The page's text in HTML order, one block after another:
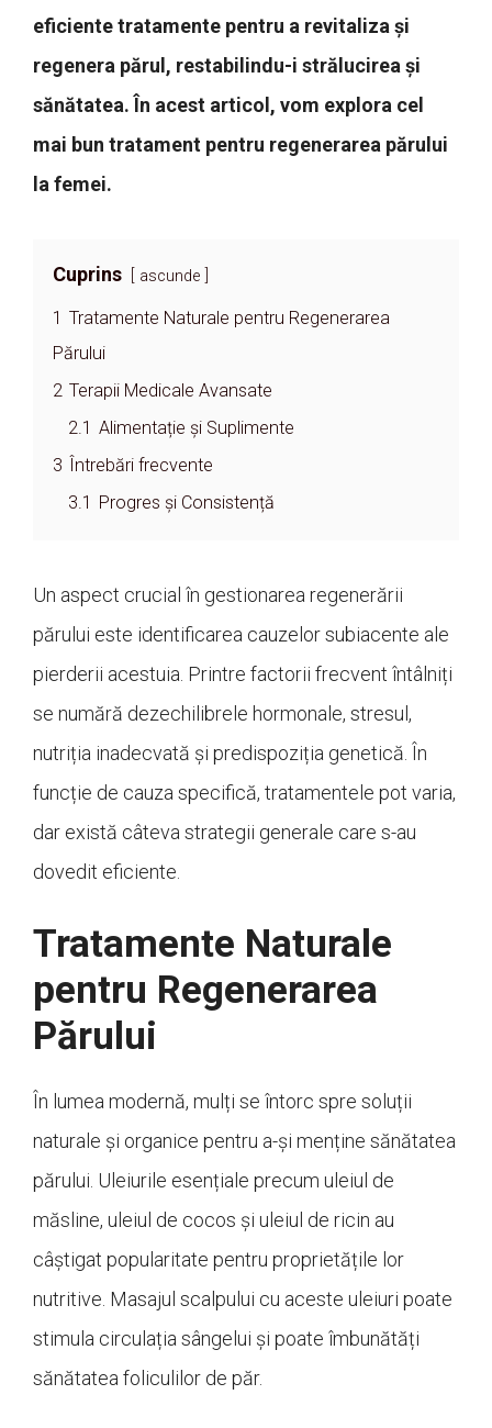
eficiente tratamente pentru a revitaliza și
regenera părul, restabilindu-i strălucirea și
sănătatea. În acest articol, vom explora cel
mai bun tratament pentru regenerarea părului
la femei.
Cuprins ascunde
1 Tratamente Naturale pentru Regenerarea
Părului
2 Terapii Medicale Avansate
2.1 Alimentație și Suplimente
3
Întrebări frecvente
3.1
Progres și Consistență
Un aspect crucial în gestionarea regenerării
părului este identificarea cauzelor subiacente ale
pierderii acestuia. Printre factorii frecvent întâlniți
se numără dezechilibrele hormonale, stresul,
nutriția inadecvată și predispoziția genetică. În
funcție de cauza specifică, tratamentele pot varia,
dar există câteva strategii generale care s-au
dovedit eficiente.
Tratamente Naturale
pentru Regenerarea
Părului
În lumea modernă, mulți se întorc spre soluții
naturale și organice pentru a-și menține sănătatea
părului. Uleiurile esențiale precum uleiul de
măsline, uleiul de cocos și uleiul de ricin au
câștigat popularitate pentru proprietățile lor
nutritive. Masajul scalpului cu aceste uleiuri poate
stimula circulația sângelui și poate îmbunătăți
sănătatea foliculilor de păr.